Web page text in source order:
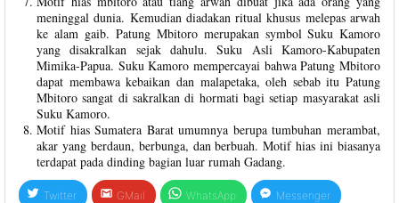
meninggal dunia. Kemudian diadakan ritual khusus melepas arwah
ke alam gaib. Patung Mbitoro merupakan symbol Suku Kamoro
yang disakralkan sejak dahulu. Suku Asli Kamoro-Kabupaten
Mimika-Papua. Suku Kamoro mempercayai bahwa Patung Mbitoro
dapat membawa kebaikan dan malapetaka, oleh sebab itu Patung
Mbitoro sangat di sakralkan di hormati bagi setiap masyarakat asli
Suku Kamoro.
Motif hias Sumatera Barat umumnya berupa tumbuhan merambat,
akar yang berdaun, berbunga, dan berbuah. Motif hias ini biasanya
terdapat pada dinding bagian luar rumah Gadang.
Twitter GMail WhatsApp Messenger